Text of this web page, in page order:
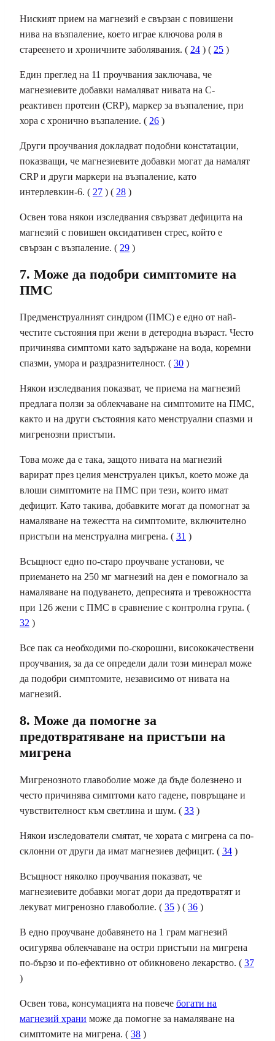
Ниският прием на магнезий е свързан с повишени
нива на възпаление, което играе ключова роля в
стареенето и хроничните заболявания. ( 24 ) ( 25 )
Един преглед на 11 проучвания заключава, че
магнезиевите добавки намаляват нивата на С-
реактивен протеин (CRP), маркер за възпаление, при
хора с хронично възпаление. ( 26 )
Други проучвания докладват подобни констатации,
показващи, че магнезиевите добавки могат да намалят
CRP и други маркери на възпаление, като
интерлевкин-6. ( 27 ) ( 28 )
Освен това някои изследвания свързват дефицита на
магнезий с повишен оксидативен стрес, който е
свързан с възпаление. ( 29 )
7. Може да подобри симптомите на
ПМС
Предменструалният синдром (ПМС) е едно от най-
честите състояния при жени в детеродна възраст. Често
причинява симптоми като задържане на вода, коремни
спазми, умора и раздразнителност. ( 30 )
Някои изследвания показват, че приема на магнезий
предлага ползи за облекчаване на симптомите на ПМС,
както и на други състояния като менструални спазми и
мигренозни пристъпи.
Това може да е така, защото нивата на магнезий
варират през целия менструален цикъл, което може да
влоши симптомите на ПМС при тези, които имат
дефицит. Като такива, добавките могат да помогнат за
намаляване на тежестта на симптомите, включително
пристъпи на менструална мигрена. ( 31 )
Всъщност едно по-старо проучване установи, че
приемането на 250 мг магнезий на ден е помогнало за
намаляване на подуването, депресията и тревожността
при 126 жени с ПМС в сравнение с контролна група. (
32 )
Все пак са необходими по-скорошни, висококачествени
проучвания, за да се определи дали този минерал може
да подобри симптомите, независимо от нивата на
магнезий.
8. Може да помогне за
предотвратяване на пристъпи на
мигрена
Мигренозното главоболие може да бъде болезнено и
често причинява симптоми като гадене, повръщане и
чувствителност към светлина и шум. ( 33 )
Някои изследователи смятат, че хората с мигрена са по-
склонни от други да имат магнезиев дефицит. ( 34 )
Всъщност няколко проучвания показват, че
магнезиевите добавки могат дори да предотвратят и
лекуват мигренозно главоболие. ( 35 ) ( 36 )
В едно проучване добавянето на 1 грам магнезий
осигурява облекчаване на остри пристъпи на мигрена
по-бързо и по-ефективно от обикновено лекарство. ( 37
)
Освен това, консумацията на повече богати на
магнезий храни може да помогне за намаляване на
симптомите на мигрена. ( 38 )